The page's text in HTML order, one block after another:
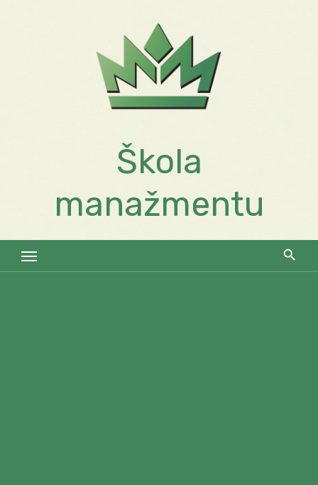
Škola
manažmentu